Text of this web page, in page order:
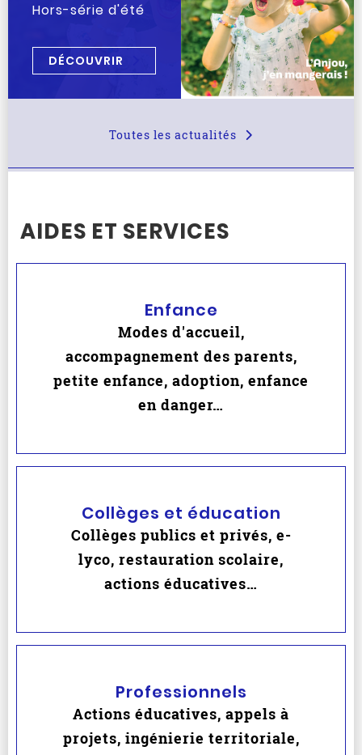
Hors-série d'été
DÉCOUVRIR
Toutes les actualités
AIDES ET SERVICES
Enfance
Modes d'accueil,
accompagnement des parents,
petite enfance, adoption, enfance
en danger…
Collèges et éducation
Collèges publics et privés, e-
lyco, restauration scolaire,
actions éducatives…
Professionnels
Actions éducatives, appels à
projets, ingénierie territoriale,